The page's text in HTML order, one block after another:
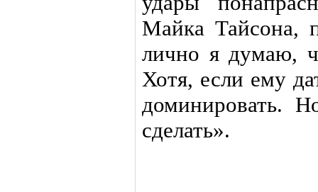
Майка Тайсона,
лично я думаю,
Хотя, если ему
доминировать.
сделать».